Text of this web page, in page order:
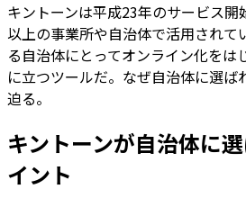
キントーンは平成23年のサービス
以上の事業所や自治体で活用されて
る自治体にとってオンライン化をは
に立つツールだ。なぜ自治体に選ば
迫る。
キントーンが自治体に
イント